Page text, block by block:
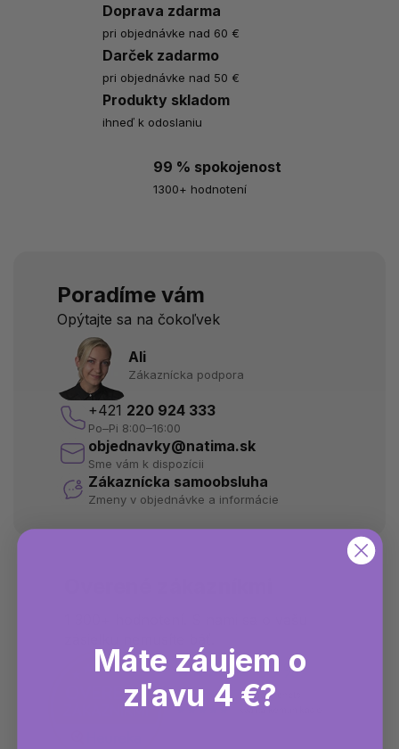
Doprava zdarma
pri objednávke nad 60 €
Darček zadarmo
pri objednávke nad 50 €
Produkty skladom
ihneď k odoslaniu
99 % spokojenost
1300+ hodnotení
Poradíme vám
Opýtajte sa na čokoľvek
Ali
Zákaznícka podpora
+421 220 924 333
Po–Pi 8:00–16:00
objednavky@natima.sk
Sme vám k dispozícii
Zákaznícka samoobsluha
Zmeny v objednávke a informácie
Máte záujem o
zľavu 4 €?